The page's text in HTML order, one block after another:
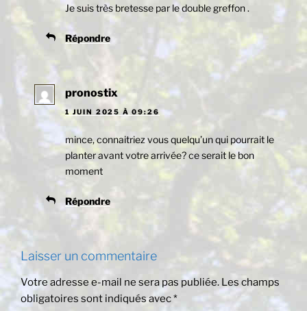
Je suis très bretesse par le double greffon .
Répondre
pronostix
1 JUIN 2025 À 09:26
mince, connaitriez vous quelqu’un qui pourrait le
planter avant votre arrivée? ce serait le bon
moment
Répondre
Laisser un commentaire
Votre adresse e-mail ne sera pas publiée. Les champs
obligatoires sont indiqués avec*